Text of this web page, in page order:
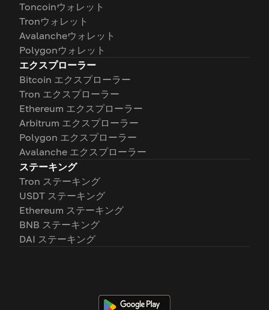
Toncoinウォレット
Tronウォレット
Avalancheウォレット
Polygonウォレット
エクスプローラー
Bitcoin エクスプローラー
Tron エクスプローラー
Ethereum エクスプローラー
Arbitrum エクスプローラー
Polygon エクスプローラー
Avalanche エクスプローラー
ステーキング
Tron ステーキング
USDT ステーキング
Ethereum ステーキング
BNB ステーキング
DAI ステーキング